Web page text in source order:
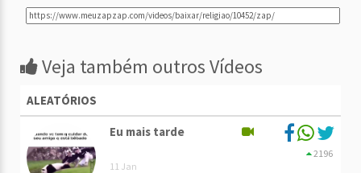
Veja também outros Vídeos
ALEATÓRIOS
Eu mais tarde
11 Jan
2196